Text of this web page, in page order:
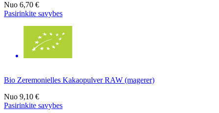
Nuo 6,70 €
Pasirinkite savybes
Bio Zeremonielles Kakaopulver RAW (magerer)
Nuo 9,10 €
Pasirinkite savybes